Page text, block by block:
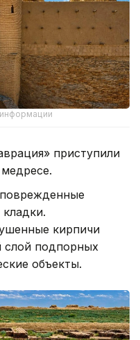
приступили
кирпичи
слой подпорных
объекты.